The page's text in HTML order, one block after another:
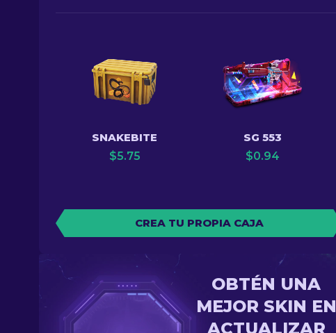
SNAKEBITE
$5.75
SG 553
$0.94
CREA TU PROPIA CAJA
OBTÉN UNA
MEJOR SKIN EN
ACTUALIZAR